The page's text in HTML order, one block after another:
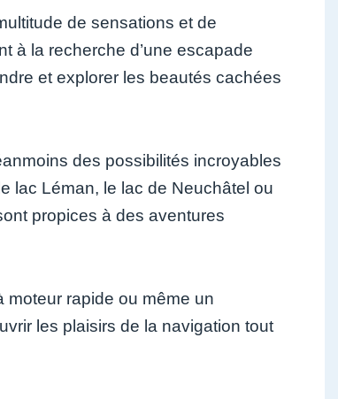
de sensations et de
à la recherche d’une escapade
et explorer les beautés cachées
des possibilités incroyables
lac Léman, le lac de Neuchâtel ou
propices à des aventures
rapide ou même un
les plaisirs de la navigation tout